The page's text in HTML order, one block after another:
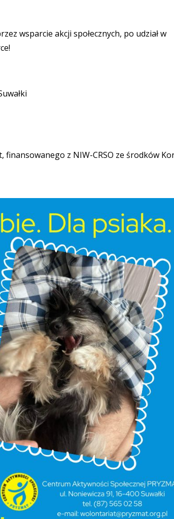
wsparcie akcji społecznych, po udział w
z NIW-CRSO ze środków